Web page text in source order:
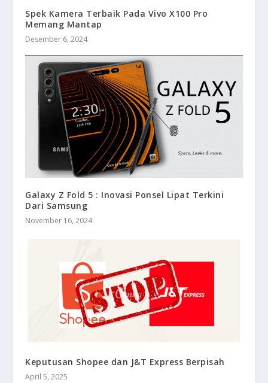
Spek Kamera Terbaik Pada Vivo X100 Pro
Memang Mantap
Desember 6, 2024
Galaxy Z Fold 5 : Inovasi Ponsel Lipat Terkini
Dari Samsung
November 16, 2024
Keputusan Shopee dan J&T Express Berpisah
April 5, 2025